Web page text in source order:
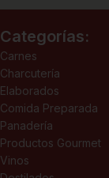
Categorías:
Carnes
Charcutería
Elaborados
Comida Preparada
Panadería
Productos Gourmet
Vinos